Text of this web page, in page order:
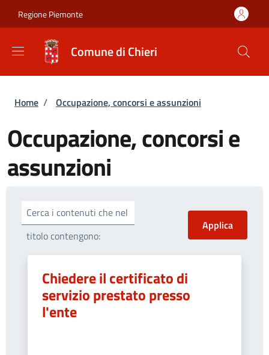
Regione Piemonte
Comune di Chieri
Briciole di pane
Home / Occupazione, concorsi e assunzioni
Occupazione, concorsi e
assunzioni
Cerca i contenuti che nel
titolo contengono:
Chiedere il certificato di
servizio prestato presso
l'ente